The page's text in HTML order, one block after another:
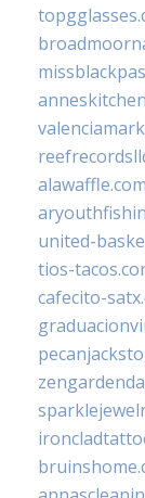
alawaffle.com
united-
tios-
cafecito-